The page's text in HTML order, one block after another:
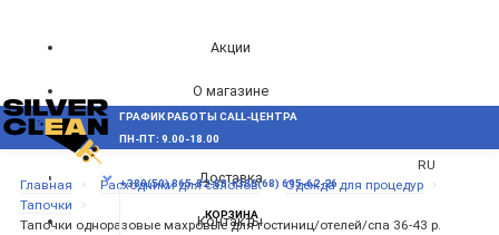
Акции
О магазине
Блог
Доставка
Контакты
RU
МЕНЮ
ГРАФИК РАБОТЫ CALL-ЦЕНТРА
ПН-ПТ: 9.00-18.00
+380(50) 865-82-83 +380(68) 695-62-26
КОРЗИНА
Главная Расходники для салонов
Одежда для процедур
Тапочки
Тапочки одноразовые махровые для гостиниц/отелей/спа 36-43 р.